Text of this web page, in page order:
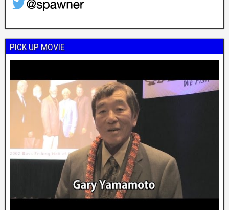
PICK UP MOVIE